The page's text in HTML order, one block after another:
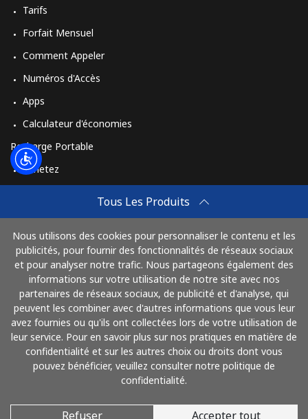
Tous Les Produits
Nous utilisons des cookies pour personnaliser le contenu et les
publicités, pour fournir des fonctionnalités de réseaux sociaux
et pour analyser notre trafic. Nous partageons également des
informations sur votre utilisation de notre site avec nos
partenaires de réseaux sociaux, de publicité et d'analyse, qui
peuvent les combiner avec d'autres informations que vous leur
avez fournies ou qu'ils ont collectées lors de votre utilisation de
leur service. Pour en savoir plus sur nos pratiques en matière de
confidentialité et sur les autres choix ou droits dont vous
pouvez bénéficier, veuillez consulter notre politique de
confidentialité.
Refuser Accepter tout
Tarifs
Forfait Mensuel
Comment Appeler
Numéros d'Accès
Apps
Calculateur d'économies
Recharge Portable
Achetez
Achetez
Mode de fonctionnement
Payez avec